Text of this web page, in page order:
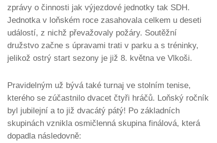
zprávy o činnosti jak výjezdové jednotky tak SDH.
Jednotka v loňském roce zasahovala celkem u deseti
událostí, z nichž převažovaly požáry. Soutěžní
družstvo začne s úpravami trati v parku a s tréninky,
jelikož ostrý start sezony je již 8. května ve Vlkoši.
Pravidelným už bývá také turnaj ve stolním tenise,
kterého se zúčastnilo dvacet čtyři hráčů. Loňský ročník
byl jubilejní a to již dvacátý pátý! Po základních
skupinách vznikla osmičlenná skupina finálová, která
dopadla následovně: